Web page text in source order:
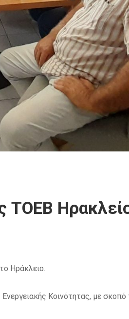
ΤΟΕΒ
Ηράκλειο.
Κοινότητας, με σκοπό